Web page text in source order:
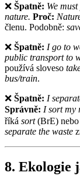
❌ Špatně: We
nature. Proč:
členu. Podobně:
❌ Špatně: I go to
public transport to
používá sloveso
bus/train.
❌ Špatně: I
Správně: I sort my
říká sort(BrE) nebo
separate the waste
8. Ekologie